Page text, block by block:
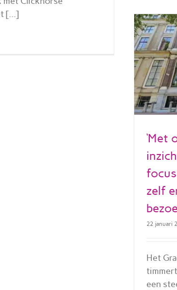
[...]
‘Met
zelf
22 januari
Het
een